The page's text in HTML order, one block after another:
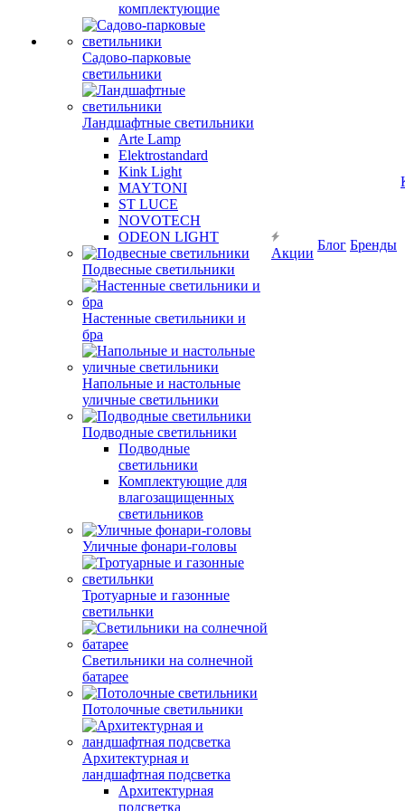
комплектующие
Садово-парковые
светильники
Ландшафтные светильники
Arte Lamp
Elektrostandard
Kink Light
MAYTONI
ST LUCE
NOVOTECH
ODEON LIGHT
Подвесные светильники
Настенные светильники и
бра
Напольные и настольные
уличные светильники
Подводные светильники
Подводные
светильники
Комплектующие для
влагозащищенных
светильников
Уличные фонари-головы
Тротуарные и газонные
светильнки
Светильники на солнечной
батарее
Потолочные светильники
Архитектурная и
ландшафтная подсветка
Архитектурная
подсветка
Акции
Блог Бренды